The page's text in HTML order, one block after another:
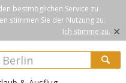
bestmöglichen Service zu
stimmen Sie der Nutzung zu.
Ich stimme zu. ×